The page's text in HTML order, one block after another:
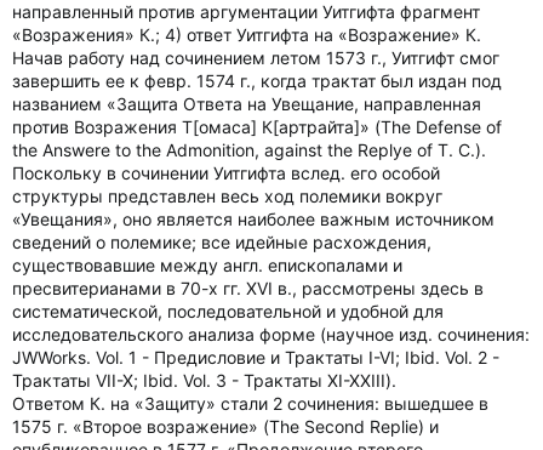
направленный против аргументации Уитгифта фрагмент
«Возражения» К.; 4) ответ Уитгифта на «Возражение» К.
Начав работу над сочинением летом 1573 г., Уитгифт смог
завершить ее к февр. 1574 г., когда трактат был издан под
названием «Защита Ответа на Увещание, направленная
против Возражения Т[омаса] К[артрайта]» (The Defense of
the Answere to the Admonition, against the Replye of T. C.).
Поскольку в сочинении Уитгифта вслед. его особой
структуры представлен весь ход полемики вокруг
«Увещания», оно является наиболее важным источником
сведений о полемике; все идейные расхождения,
существовавшие между англ. епископалами и
пресвитерианами в 70-х гг. XVI в., рассмотрены здесь в
систематической, последовательной и удобной для
исследовательского анализа форме (научное изд. сочинения:
JWWorks. Vol. 1 - Предисловие и Трактаты I-VI; Ibid. Vol. 2 -
Трактаты VII-X; Ibid. Vol. 3 - Трактаты XI-XXIII).
Ответом К. на «Защиту» стали 2 сочинения: вышедшее в
1575 г. «Второе возражение» (The Second Replie) и